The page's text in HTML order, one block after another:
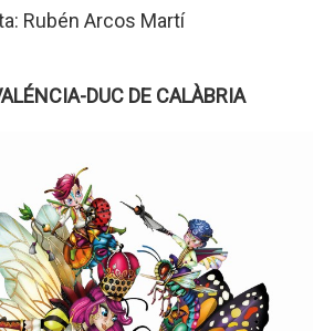
Rubén Arcos Martí
DUC DE CALÀBRIA